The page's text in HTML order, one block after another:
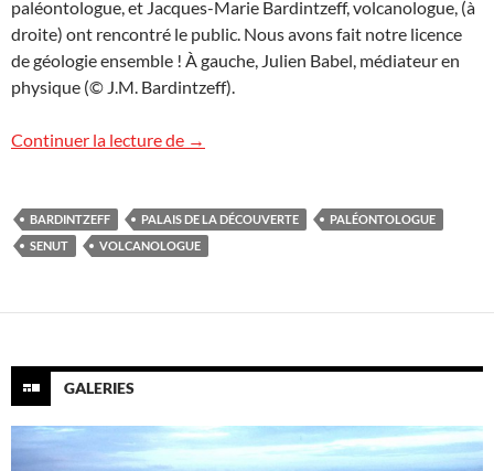
paléontologue, et Jacques-Marie Bardintzeff, volcanologue, (à
droite) ont rencontré le public. Nous avons fait notre licence
de géologie ensemble ! À gauche, Julien Babel, médiateur en
physique (© J.M. Bardintzeff).
Continuer la lecture de Les 80 ans du Palais de la découverte
→
BARDINTZEFF PALAIS DE LA DÉCOUVERTE
PALÉONTOLOGUE
SENUT
VOLCANOLOGUE
GALERIES